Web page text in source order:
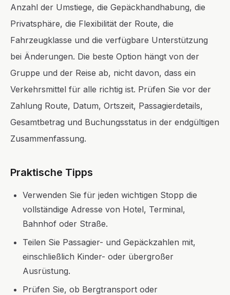
Anzahl der Umstiege, die Gepäckhandhabung, die
Privatsphäre, die Flexibilität der Route, die
Fahrzeugklasse und die verfügbare Unterstützung
bei Änderungen. Die beste Option hängt von der
Gruppe und der Reise ab, nicht davon, dass ein
Verkehrsmittel für alle richtig ist. Prüfen Sie vor der
Zahlung Route, Datum, Ortszeit, Passagierdetails,
Gesamtbetrag und Buchungsstatus in der endgültigen
Zusammenfassung.
Praktische Tipps
Verwenden Sie für jeden wichtigen Stopp die
vollständige Adresse von Hotel, Terminal,
Bahnhof oder Straße.
Teilen Sie Passagier- und Gepäckzahlen mit,
einschließlich Kinder- oder übergroßer
Ausrüstung.
Prüfen Sie, ob Bergtransport oder